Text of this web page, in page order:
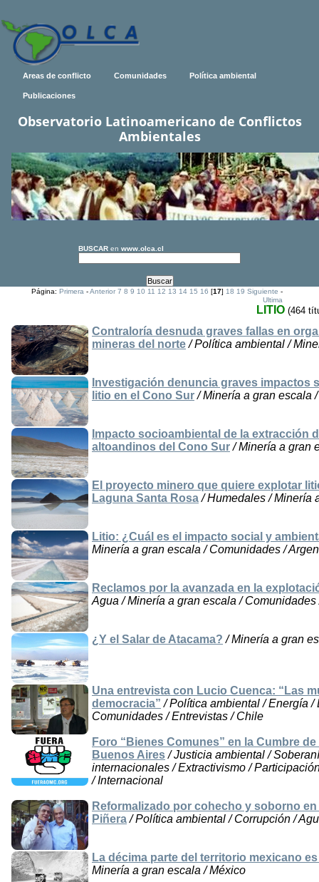
Areas de conflicto Comunidades Política ambiental
Publicaciones
Observatorio Latinoamericano de Conflictos
Ambientales
BUSCAR en www.olca.cl
Página:Primera -Anterior 7 8 9 10 11 12 13 14 15 16 [17]18 19 Siguiente -
Ultima
LITIO (464
Contraloría desnuda graves fallas en
mineras del norte/ Política ambiental /
Investigación denuncia graves impactos
litio en el Cono Sur/ Minería a gran escala
Impacto socioambiental de la extracción
altoandinos del Cono Sur/ Minería a gran
El proyecto minero que quiere explotar
Laguna Santa Rosa/ Humedales / Minería
Litio: ¿Cuál es el impacto social y
Minería a gran escala / Comunidades /
Reclamos por la avanzada en la
Agua / Minería a gran escala /
¿Y el Salar de Atacama? / Minería a gran
Una entrevista con Lucio Cuenca: “Las
democracia” / Política ambiental / Energía /
Comunidades / Entrevistas / Chile
Foro “Bienes Comunes” en la Cumbre
Buenos Aires/ Justicia ambiental /
internacionales / Extractivismo /
/ Internacional
Reformalizado por cohecho y soborno
Piñera/ Política ambiental / Corrupción /
La décima parte del territorio mexicano
Minería a gran escala / México